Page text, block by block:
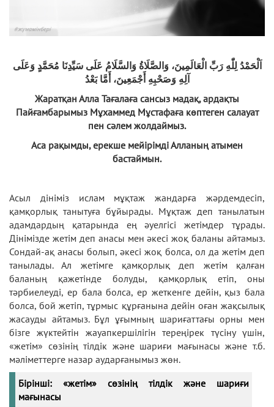
اَلْحَمْدُ لِلّٰهِ رَبِّ الْعَالَمِينَ، وَالصَّلَاةُ وَالسَّلَامُ عَلَى سَيِّدِنَا مُحَمَّدٍ وَعَلَى
آلِهِ وَصَحْبِهِ أَجْمَعِينَ، أَمَّا بَعْدُ
Жаратқан Алла Тағалаға сансыз мадақ, ардақты
Пайғамбарымыз Мұхаммед Мұстафаға көптеген салауат
пен сәлем жолдаймыз.
Аса рақымды, ерекше мейірімді Алланың атымен
бастаймын.
Асыл дініміз ислам мұқтаж жандарға жәрдемдесіп,
қамқорлық танытуға бұйырады. Мұқтаж деп танылатын
адамдардың қатарында ең әуелгісі жетімдер тұрады.
Дінімізде жетім деп анасы мен әкесі жоқ баланы айтамыз.
Сондай-ақ анасы болып, әкесі жоқ болса, ол да жетім деп
танылады. Ал жетімге қамқорлық деп жетім қалған
баланың қажетінде болуды, қамқорлық етіп, оны
тәрбиелеуді, ер бала болса, ер жеткенге дейін, қыз бала
болса, бой жетіп, тұрмыс құрғанына дейін оған жақсылық
жасауды айтамыз. Бұл ұғымның шариғаттағы орны мен
бізге жүктейтін жауапкершілігін тереңірек түсіну үшін,
«жетім» сөзінің тілдік және шариғи мағынасы және т.б.
мәліметтерге назар аударғанымыз жөн.
Бірінші: «жетім» сөзінің тілдік және шариғи
мағынасы